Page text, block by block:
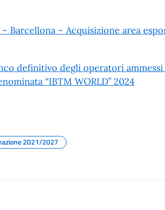
Barcellona – Acquisizione area
definitivo degli operatori
“IBTM WORLD” 2024
2021/2027